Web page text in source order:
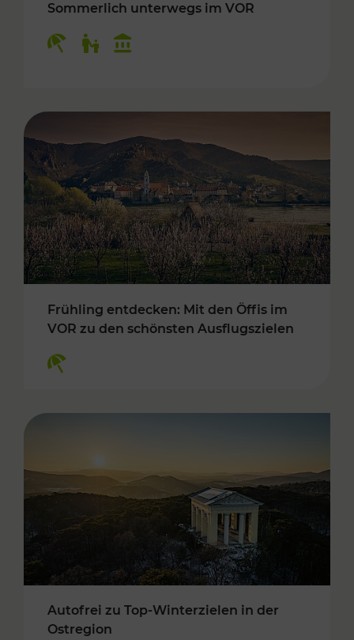
Sommerlich unterwegs im VOR
Frühling entdecken: Mit den Öffis im
VOR zu den schönsten Ausflugszielen
Autofrei zu Top-Winterzielen in der
Ostregion